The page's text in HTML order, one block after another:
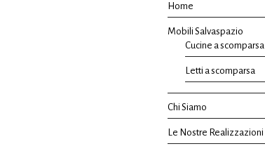
Home
Mobili Salvaspazio
Cucine a scomparsa
Letti a scomparsa
Chi Siamo
Le Nostre Realizzazioni